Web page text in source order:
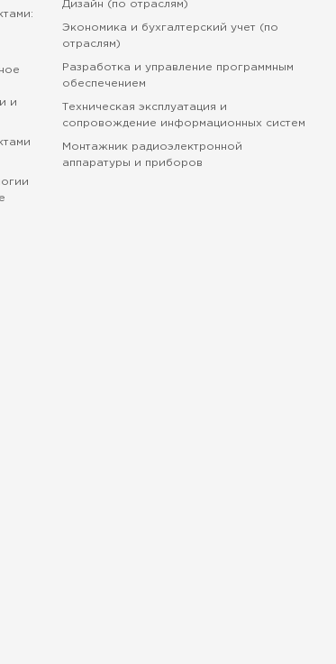
и
Дизайн (по отраслям)
Экономика и бухгалтерский учет (по
отраслям)
Разработка и управление программным
обеспечением
Техническая эксплуатация и
сопровождение информационных систем
Монтажник радиоэлектронной
аппаратуры и приборов